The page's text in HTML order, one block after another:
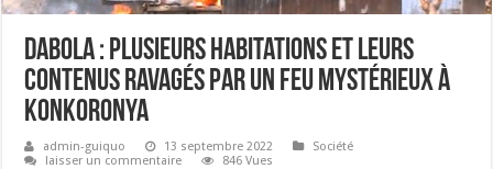
Dabola : Plusieurs habitations et leurs
contenus ravagés par un feu mystérieux à
Konkoronya
admin-guiquo 13 septembre 2022
Société
laisser un commentaire
846 Vues